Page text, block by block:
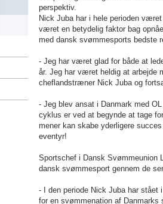
perspektiv.
Nick Juba har i hele perioden
været en betydelig faktor bag
med dansk svømmesports bedste
- Jeg har været glad for både at
år. Jeg har været heldig at arbejde
cheflandstræner Nick Juba og
- Jeg blev ansat i Danmark med
cyklus er ved at begynde at tage
mener kan skabe yderligere
eventyr!
Sportschef i Dansk Svømmeunion
dansk svømmesport gennem de
- I den periode Nick Juba har
for en svømmenation af